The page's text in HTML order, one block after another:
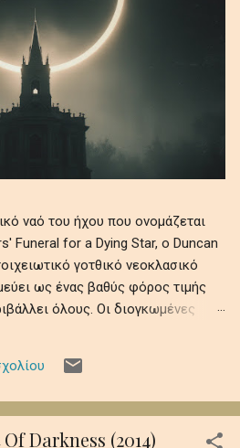
ναό του ήχου που ονομάζεται
Funeral for a Dying Star, ο Duncan
γοτθικό νεοκλασικό
ως ένας βαθύς φόρος τιμής
όλους. Οι διογκωμένες
θυμίζοντας την
φωτός σε αιώνια νύχτα,
απώλειας, απομόνωσης και
ρέκβιεμ βυθίζει τους
Darkness (2014)